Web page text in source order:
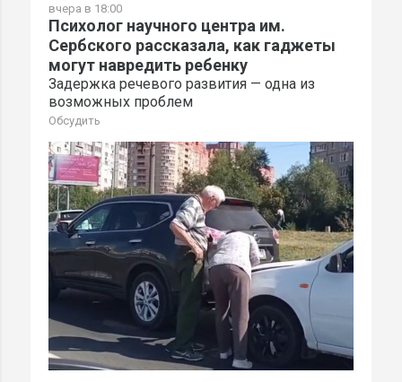
вчера в 18:00
Психолог научного центра им.
Сербского рассказала, как гаджеты
могут навредить ребенку
Задержка речевого развития — одна из
возможных проблем
Обсудить